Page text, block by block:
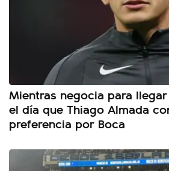
Mientras negocia para
el día que Thiago Almada
preferencia por Boca